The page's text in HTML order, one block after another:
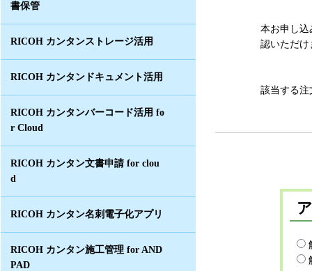
書保管
RICOH カンタンストレージ活用
RICOH カンタンドキュメント活用
RICOH カンタンバーコード活用 fo
r Cloud
RICOH カンタン文書申請 for clou
d
RICOH カンタン名刺電子化アプリ
RICOH カンタン施工管理 for AND
PAD
本お申し
認いただ
該当する